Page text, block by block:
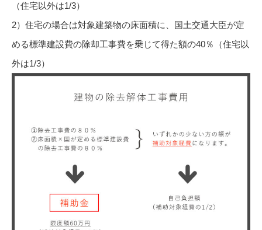
（住宅以外は1/3）
2）住宅の場合は対象建築物の床面積に、国土交通大臣が定
める標準建設費の除却工事費を乗じて得た額の40％（住宅以
外は1/3）